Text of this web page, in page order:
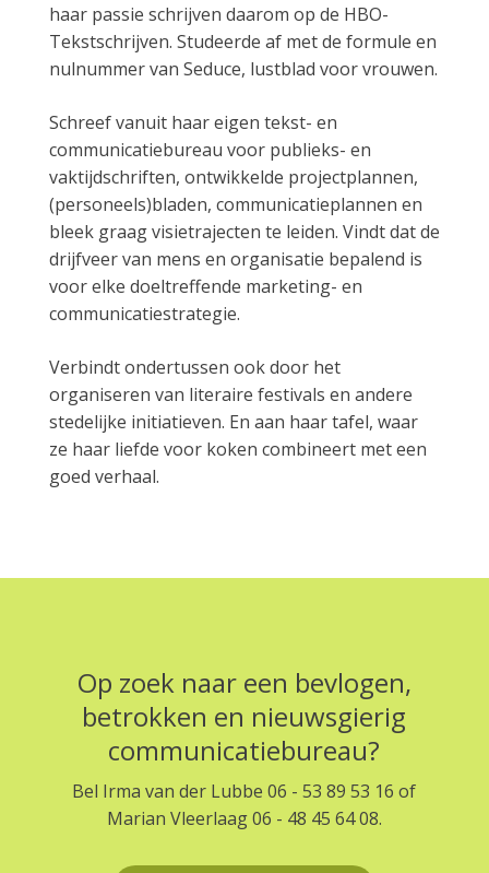
haar passie schrijven daarom op de HBO-
Tekstschrijven. Studeerde af met de formule en
nulnummer van Seduce, lustblad voor vrouwen.
Schreef vanuit haar eigen tekst- en
communicatiebureau voor publieks- en
vaktijdschriften, ontwikkelde projectplannen,
(personeels)bladen, communicatieplannen en
bleek graag visietrajecten te leiden. Vindt dat de
drijfveer van mens en organisatie bepalend is
voor elke doeltreffende marketing- en
communicatiestrategie.
Verbindt ondertussen ook door het
organiseren van literaire festivals en andere
stedelijke initiatieven. En aan haar tafel, waar
ze haar liefde voor koken combineert met een
goed verhaal.
Op zoek naar een bevlogen,
betrokken en nieuwsgierig
communicatiebureau?
Bel Irma van der Lubbe 06 - 53 89 53 16 of
Marian Vleerlaag 06 - 48 45 64 08.